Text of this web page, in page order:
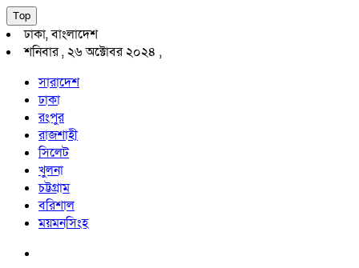
Top
ঢাকা, বাংলাদেশ
শনিবার , ২৬ অক্টোবর ২০২৪ ,
সারাদেশ
ঢাকা
রংপুর
রাজশাহী
সিলেট
খুলনা
চট্টগ্রাম
বরিশাল
ময়মনসিংহ